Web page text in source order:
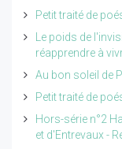
Petit traité de
Le poids de
réapprendre à
Au bon soleil de
Petit traité de
Hors-série n°2
et d'Entrevaux -